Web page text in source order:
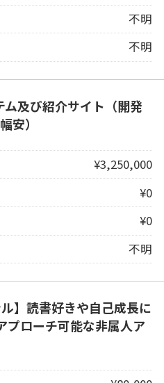
不明
不明
ム及び紹介サイト（開発
安）
¥3,250,000
¥0
¥0
不明
】読書好きや自己成長に
ローチ可能な非属人ア